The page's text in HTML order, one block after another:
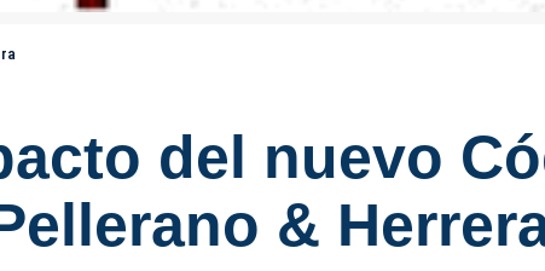
del nuevo
&